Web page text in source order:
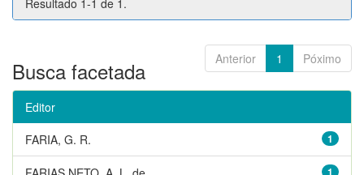
Anterior 1 Póximo
Busca facetada
Editor
1
FARIA, G. R.
1